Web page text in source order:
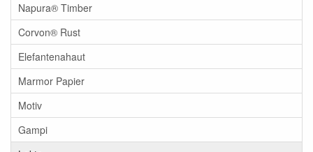
Napura® Timber
Corvon® Rust
Elefantenahaut
Marmor Papier
Motiv
Gampi